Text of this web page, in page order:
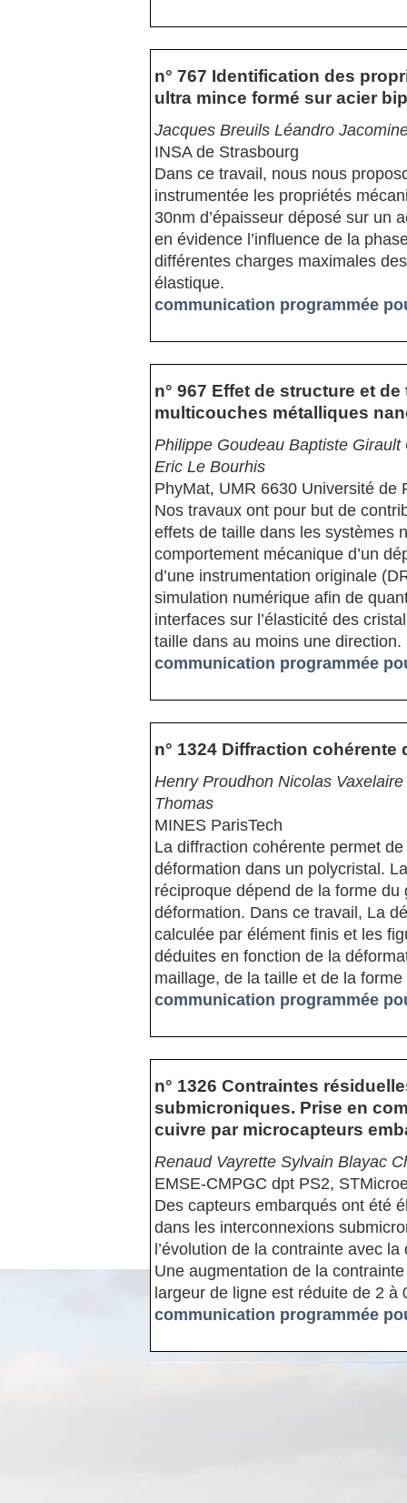
n° 767 Identification des
ultra mince formé sur acier
Jacques Breuils Léandro
INSA de Strasbourg
Dans ce travail, nous nous
instrumentée les propriétés
30nm d’épaisseur déposé sur un
en évidence l’influence de la
différentes charges maximales
élastique.
communication programmée
n° 967 Effet de structure et
multicouches métalliques
Philippe Goudeau Baptiste
Eric Le Bourhis
PhyMat, UMR 6630 Université de
Nos travaux ont pour but de
effets de taille dans les systèmes
comportement mécanique d’un
d’une instrumentation originale
simulation numérique afin de
interfaces sur l’élasticité des
taille dans au moins une direction.
communication programmée
n° 1324 Diffraction
Henry Proudhon Nicolas
Thomas
MINES ParisTech
La diffraction cohérente permet
déformation dans un polycristal.
réciproque dépend de la forme
déformation. Dans ce travail, La
calculée par élément finis et les
déduites en fonction de la
maillage, de la taille et de la
communication programmée
n° 1326 Contraintes
submicroniques. Prise en
cuivre par microcapteurs
Renaud Vayrette Sylvain Blayac
EMSE-CMPGC dpt PS2,
Des capteurs embarqués ont été
dans les interconnexions
l’évolution de la contrainte avec
Une augmentation de la
largeur de ligne est réduite de 2 à
communication programmée